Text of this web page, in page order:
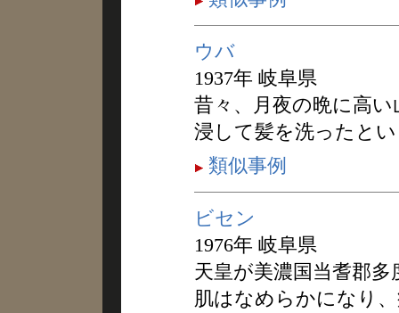
ウバ
1937年 岐阜県
昔々、月夜の晩に高
浸して髪を洗ったと
類似事例
ビセン
1976年 岐阜県
天皇が美濃国当耆郡
肌はなめらかになり